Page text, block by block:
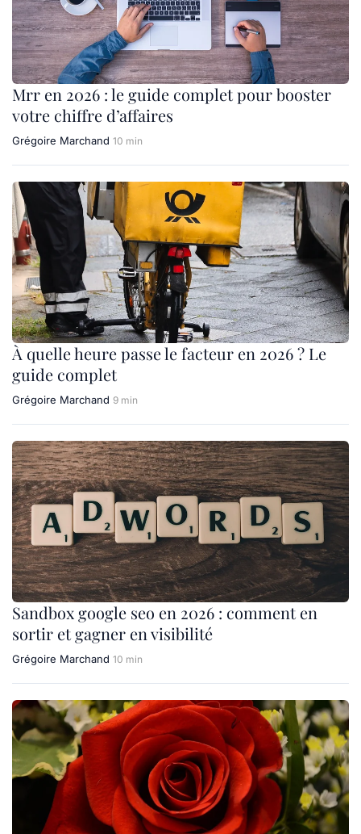
Mrr en 2026 : le guide complet pour booster
votre chiffre d’affaires
Grégoire Marchand 10 min
À quelle heure passe le facteur en 2026 ? Le
guide complet
Grégoire Marchand 9 min
Sandbox google seo en 2026 : comment en
sortir et gagner en visibilité
Grégoire Marchand 10 min